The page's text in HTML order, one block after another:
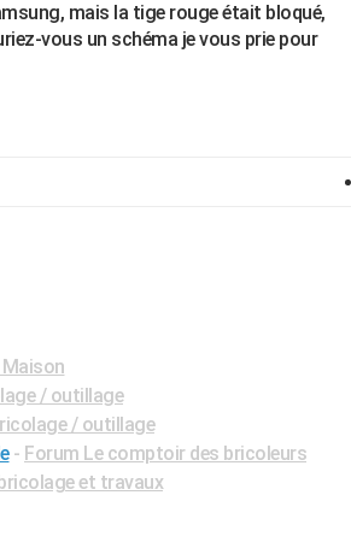
mais la tige rouge était bloqué,
vous un schéma je vous prie pour
/ outillage
/ outillage
- Forum Le comptoir des bricoleurs
et travaux